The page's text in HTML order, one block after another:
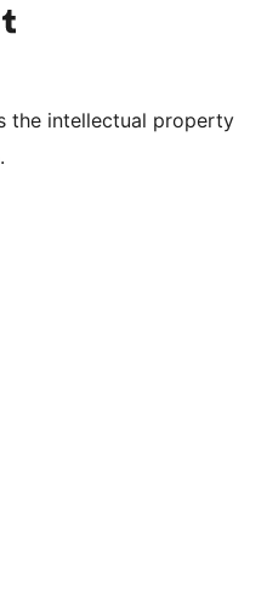
जानुहोस्
हाम्रो टम्बलर खाता भ्रमण गर्नुहोस्
the intellectual property